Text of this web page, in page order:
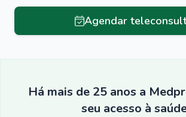
Agendar
Há mais de 25 anos a
seu acesso à